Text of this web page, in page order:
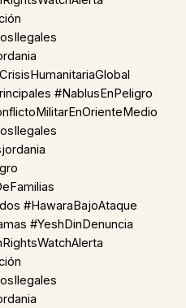
#NablusEnPeligro
#HawaraBajoAtaque
#YeshDinDenuncia